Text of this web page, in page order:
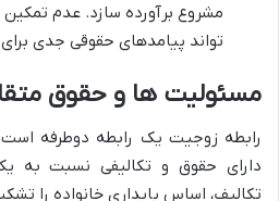
مشروع برآورده سازد. عدم
تواند پیامدهای حقوقی جدی
مسئولیت ها و حقوق
رابطه زوجیت یک رابطه دوطرفه
دارای حقوق و تکالیفی نسبت به
تکالیف، اساس پایداری خانواده را